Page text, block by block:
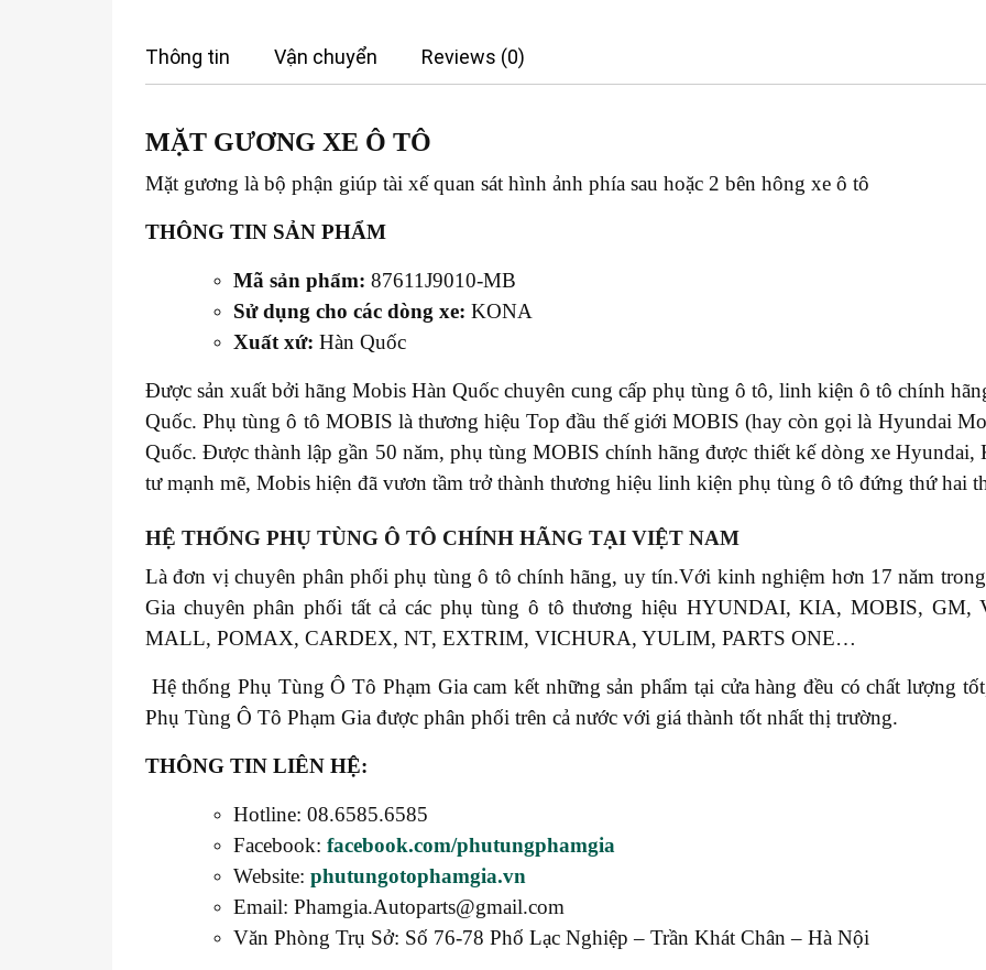
Thông tin Vận chuyển Reviews (0)
MẶT GƯƠNG XE Ô TÔ
Mặt gương là bộ phận giúp tài xế quan sát hình ảnh phía sau hoặc 2 bên hông xe ô tô
THÔNG TIN SẢN PHẨM
Mã sản phẩm: 87611J9010-MB
Sử dụng cho các dòng xe: KONA
Xuất xứ: Hàn Quốc
Được sản xuất bởi hãng Mobis Hàn Quốc chuyên cung cấp phụ tùng ô tô, linh kiện ô tô chính
Quốc. Phụ tùng ô tô MOBIS là thương hiệu Top đầu thế giới MOBIS (hay còn gọi là Hyundai
Quốc. Được thành lập gần 50 năm, phụ tùng MOBIS chính hãng được thiết kế dòng xe
tư mạnh mẽ, Mobis hiện đã vươn tầm trở thành thương hiệu linh kiện phụ tùng ô tô đứng thứ hai
HỆ THỐNG PHỤ TÙNG Ô TÔ CHÍNH HÃNG TẠI VIỆT NAM
Là đơn vị chuyên phân phối phụ tùng ô tô chính hãng, uy tín.Với kinh nghiệm hơn 17 năm
Gia chuyên phân phối tất cả các phụ tùng ô tô thương hiệu HYUNDAI, KIA, MOBIS, GM,
MALL, POMAX, CARDEX, NT, EXTRIM, VICHURA, YULIM, PARTS ONE…
Hệ thống Phụ Tùng Ô Tô Phạm Gia cam kết những sản phẩm tại cửa hàng đều có chất lượng
Phụ Tùng Ô Tô Phạm Gia được phân phối trên cả nước với giá thành tốt nhất thị trường.
THÔNG TIN LIÊN HỆ:
Hotline: 08.6585.6585
Facebook: facebook.com/phutungphamgia
Website: phutungotophamgia.vn
Email: Phamgia.Autoparts@gmail.com
Văn Phòng Trụ Sở: Số 76-78 Phố Lạc Nghiệp – Trần Khát Chân – Hà Nội